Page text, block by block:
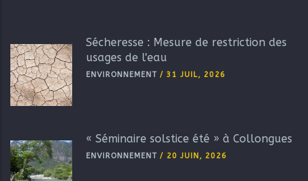
Sécheresse : Mesure de restriction des
usages de l'eau
ENVIRONNEMENT / 31 JUIL, 2026
« Séminaire solstice été » à Collongues
ENVIRONNEMENT / 20 JUIN, 2026